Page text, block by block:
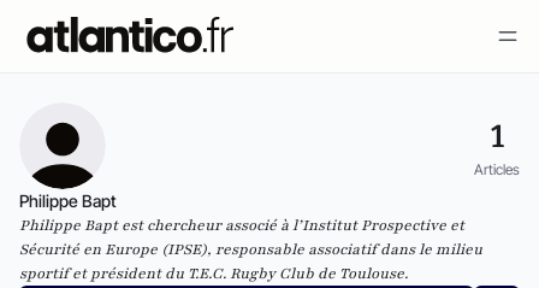
1
Articles
Philippe Bapt
Philippe Bapt est chercheur associé à l’Institut Prospective et
Sécurité en Europe (IPSE), responsable associatif dans le milieu
sportif et président du T.E.C. Rugby Club de Toulouse.